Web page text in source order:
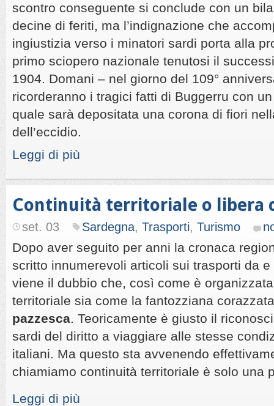
scontro conseguente si conclude con un
decine di feriti, ma l’indignazione che
ingiustizia verso i minatori sardi porta alla
primo sciopero nazionale tenutosi il
1904. Domani – nel giorno del 109°
ricorderanno i tragici fatti di Buggerru con
quale sarà depositata una corona di fiori
dell’eccidio.
Leggi di più
Continuità territoriale o libera
set. 03 Sardegna, Trasporti, Turismo
Dopo aver seguito per anni la cronaca
scritto innumerevoli articoli sui trasporti da
viene il dubbio che, così come è
territoriale sia come la fantozziana
pazzesca. Teoricamente è giusto il
sardi del diritto a viaggiare alle stesse
italiani. Ma questo sta avvenendo
chiamiamo continuità territoriale è solo una
Leggi di più